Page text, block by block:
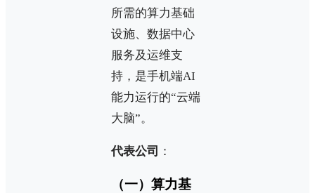
所需的算力基础
设施、数据中心
服务及运维支
持，是手机端AI
能力运行的“云端
大脑”。
代表公司 ：
（一）算力基